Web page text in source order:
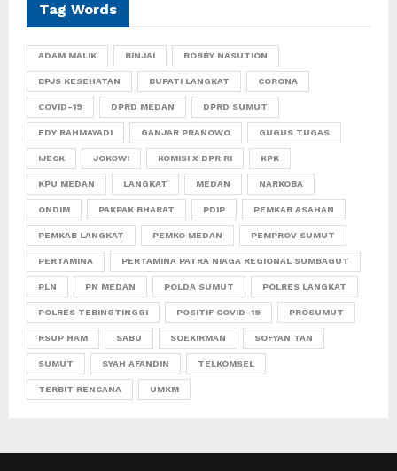
Tag Words
ADAM MALIK BINJAI BOBBY NASUTION
BPJS KESEHATAN BUPATI LANGKAT CORONA
COVID-19 DPRD MEDAN DPRD SUMUT
EDY RAHMAYADI GANJAR PRANOWO GUGUS TUGAS
IJECK JOKOWI KOMISI X DPR RI KPK
KPU MEDAN LANGKAT MEDAN NARKOBA
ONDIM PAKPAK BHARAT PDIP PEMKAB ASAHAN
PEMKAB LANGKAT PEMKO MEDAN PEMPROV SUMUT
PERTAMINA PERTAMINA PATRA NIAGA REGIONAL SUMBAGUT
PLN PN MEDAN POLDA SUMUT POLRES LANGKAT
POLRES TEBINGTINGGI POSITIF COVID-19 PROSUMUT
RSUP HAM SABU SOEKIRMAN SOFYAN TAN
SUMUT SYAH AFANDIN TELKOMSEL
TERBIT RENCANA UMKM